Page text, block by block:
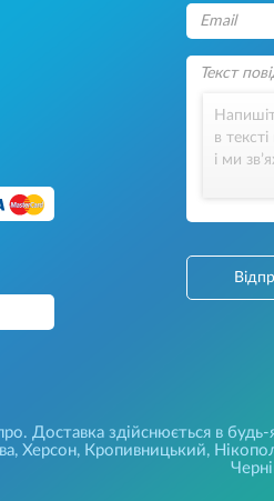
в
і ми
Доставка здійснюється в будь-
Херсон, Кропивницький,